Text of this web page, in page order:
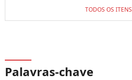
TODOS OS ITENS
Palavras-chave